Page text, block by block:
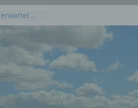
erwartet …
2026
2026
Juli 2026 an
Osten und
für